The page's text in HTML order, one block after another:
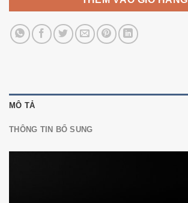
MÔ TẢ
THÔNG TIN BỔ SUNG